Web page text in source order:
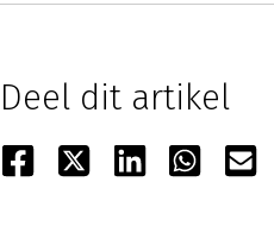
Deel dit artikel